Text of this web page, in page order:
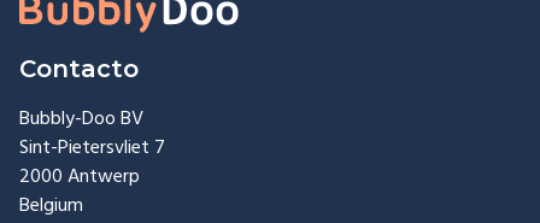
Contacto
Bubbly-Doo BV
Sint-Pietersvliet 7
2000 Antwerp
Belgium